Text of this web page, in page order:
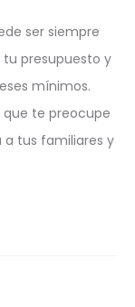
ser siempre
presupuesto y
mínimos.
que te preocupe
tus familiares y